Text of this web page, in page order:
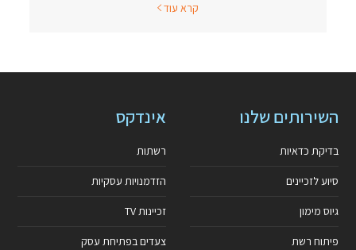
קרא עוד
השירותים שלנו
בדיקת כדאיות
סיוע לזכיינים
גיוס מימון
פיתוח רשת
אינדקס
רשתות
הזדמנויות עסקיות
זכיינות TV
צעדים בפתיחת עסק